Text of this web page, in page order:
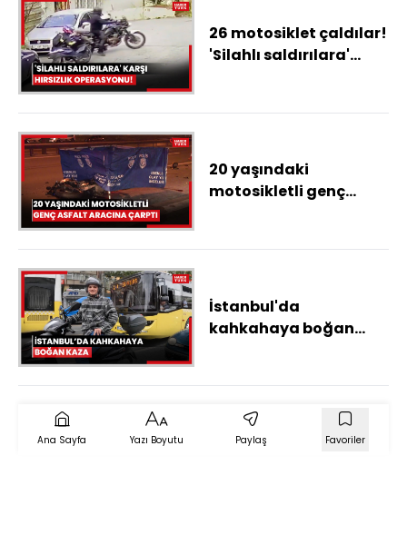
26 motosiklet çaldılar!
'Silahlı saldırılara'
20 yaşındaki
motosikletli genç
İstanbul'da
kahkahaya boğan
Ana Sayfa Yazı Boyutu Paylaş Favoriler